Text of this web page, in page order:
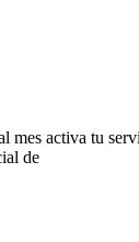
mes activa tu
de